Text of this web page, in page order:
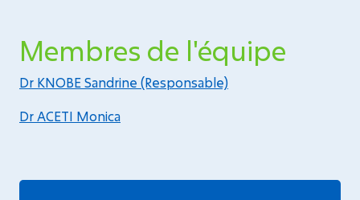
Membres de l'équipe
Dr KNOBE Sandrine (Responsable)
Dr ACETI Monica